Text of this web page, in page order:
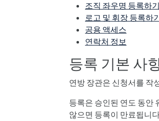
조직 좌우명 등록하기
로고 및 휘장 등록하
공용 액세스
연락처 정보
등록 기본 사
연방 장관은 신청서를 작
등록은 승인된 연도 동안
않으면 등록이 만료됩니